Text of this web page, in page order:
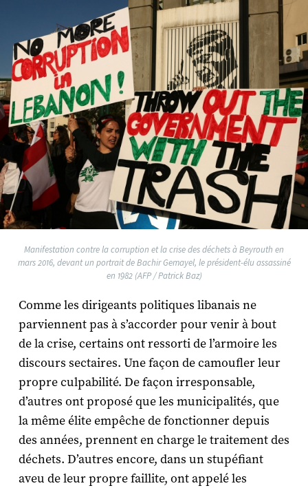
Manifestation contre la corruption et la crise des déchets à Beyrouth en
mars 2016, devant un portrait de Bachir Gemayel, le président-élu assassiné
en 1982 (AFP / Patrick Baz)
Comme les dirigeants politiques libanais ne
parviennent pas à s’accorder pour venir à bout
de la crise, certains ont ressorti de l’armoire les
discours sectaires. Une façon de camoufler leur
propre culpabilité. De façon irresponsable,
d’autres ont proposé que les municipalités, que
la même élite empêche de fonctionner depuis
des années, prennent en charge le traitement des
déchets. D’autres encore, dans un stupéfiant
aveu de leur propre faillite, ont appelé les